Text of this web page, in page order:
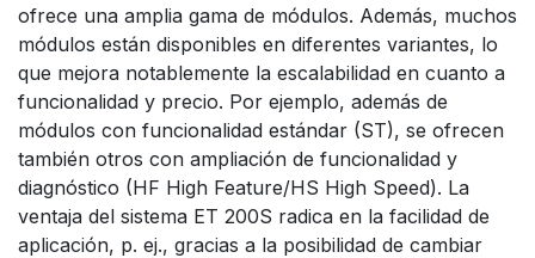
ofrece una amplia gama de módulos. Además, muchos
módulos están disponibles en diferentes variantes, lo
que mejora notablemente la escalabilidad en cuanto a
funcionalidad y precio. Por ejemplo, además de
módulos con funcionalidad estándar (ST), se ofrecen
también otros con ampliación de funcionalidad y
diagnóstico (HF High Feature/HS High Speed). La
ventaja del sistema ET 200S radica en la facilidad de
aplicación, p. ej., gracias a la posibilidad de cambiar